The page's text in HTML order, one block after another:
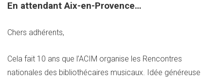
En attendant Aix-en-Provence…
Chers adhérents,
Cela fait 10 ans que l’ACIM organise les Rencontres
nationales des bibliothécaires musicaux. Idée généreuse